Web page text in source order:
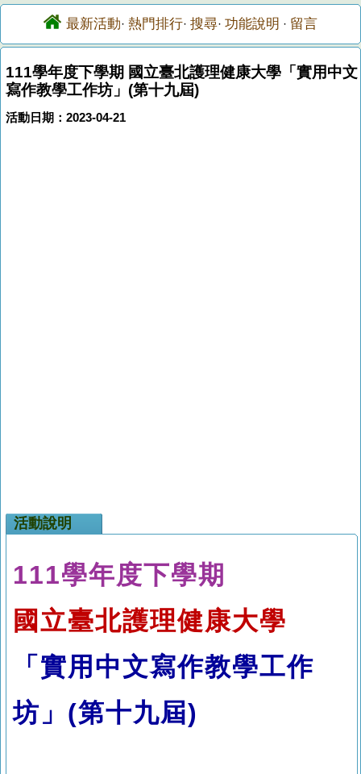
最新活動· 熱門排行· 搜尋· 功能說明 · 留言
111學年度下學期 國立臺北護理健康大學「實用中文
寫作教學工作坊」(第十九屆)
活動日期：2023-04-21
活動說明
111學年度下學期
國立臺北護理健康大學
「實用中文寫作教學工作
坊」 (第十九屆)